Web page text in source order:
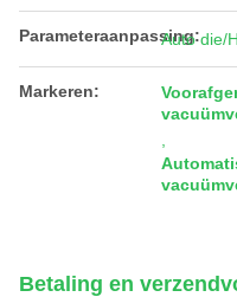
Parameteraanpassing:
Auto die/
Markeren:
Betaling en